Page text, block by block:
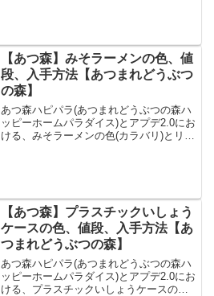
【あつ森】みそラーメンの色、値
段、入手方法【あつまれどうぶつ
の森】
あつ森ハピパラ(あつまれどうぶつの森ハ
ッピーホームパラダイス)とアプデ2.0にお
ける、みそラーメンの色(カラバリ)とリメ
【あつ森】プラスチックいしょう
ケースの色、値段、入手方法【あ
つまれどうぶつの森】
あつ森ハピパラ(あつまれどうぶつの森ハ
ッピーホームパラダイス)とアプデ2.0にお
ける、プラスチックいしょうケースの色